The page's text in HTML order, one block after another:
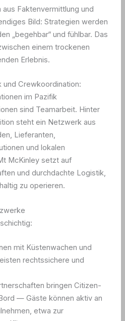
Faktenvermittlung und
Bild: Strategien werden
„begehbar“ und fühlbar. Das
einem trockenen
Erlebnis.
und Crewkoordination:
im Pazifik
sind Teamarbeit. Hinter
steht ein Netzwerk aus
Lieferanten,
und lokalen
McKinley setzt auf
und durchdachte Logistik,
zu operieren.
mit Küstenwachen und
rechtssichere und
bringen Citizen-
— Gäste können aktiv an
etwa zur